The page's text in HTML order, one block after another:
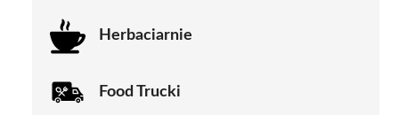
Herbaciarnie
Food Trucki